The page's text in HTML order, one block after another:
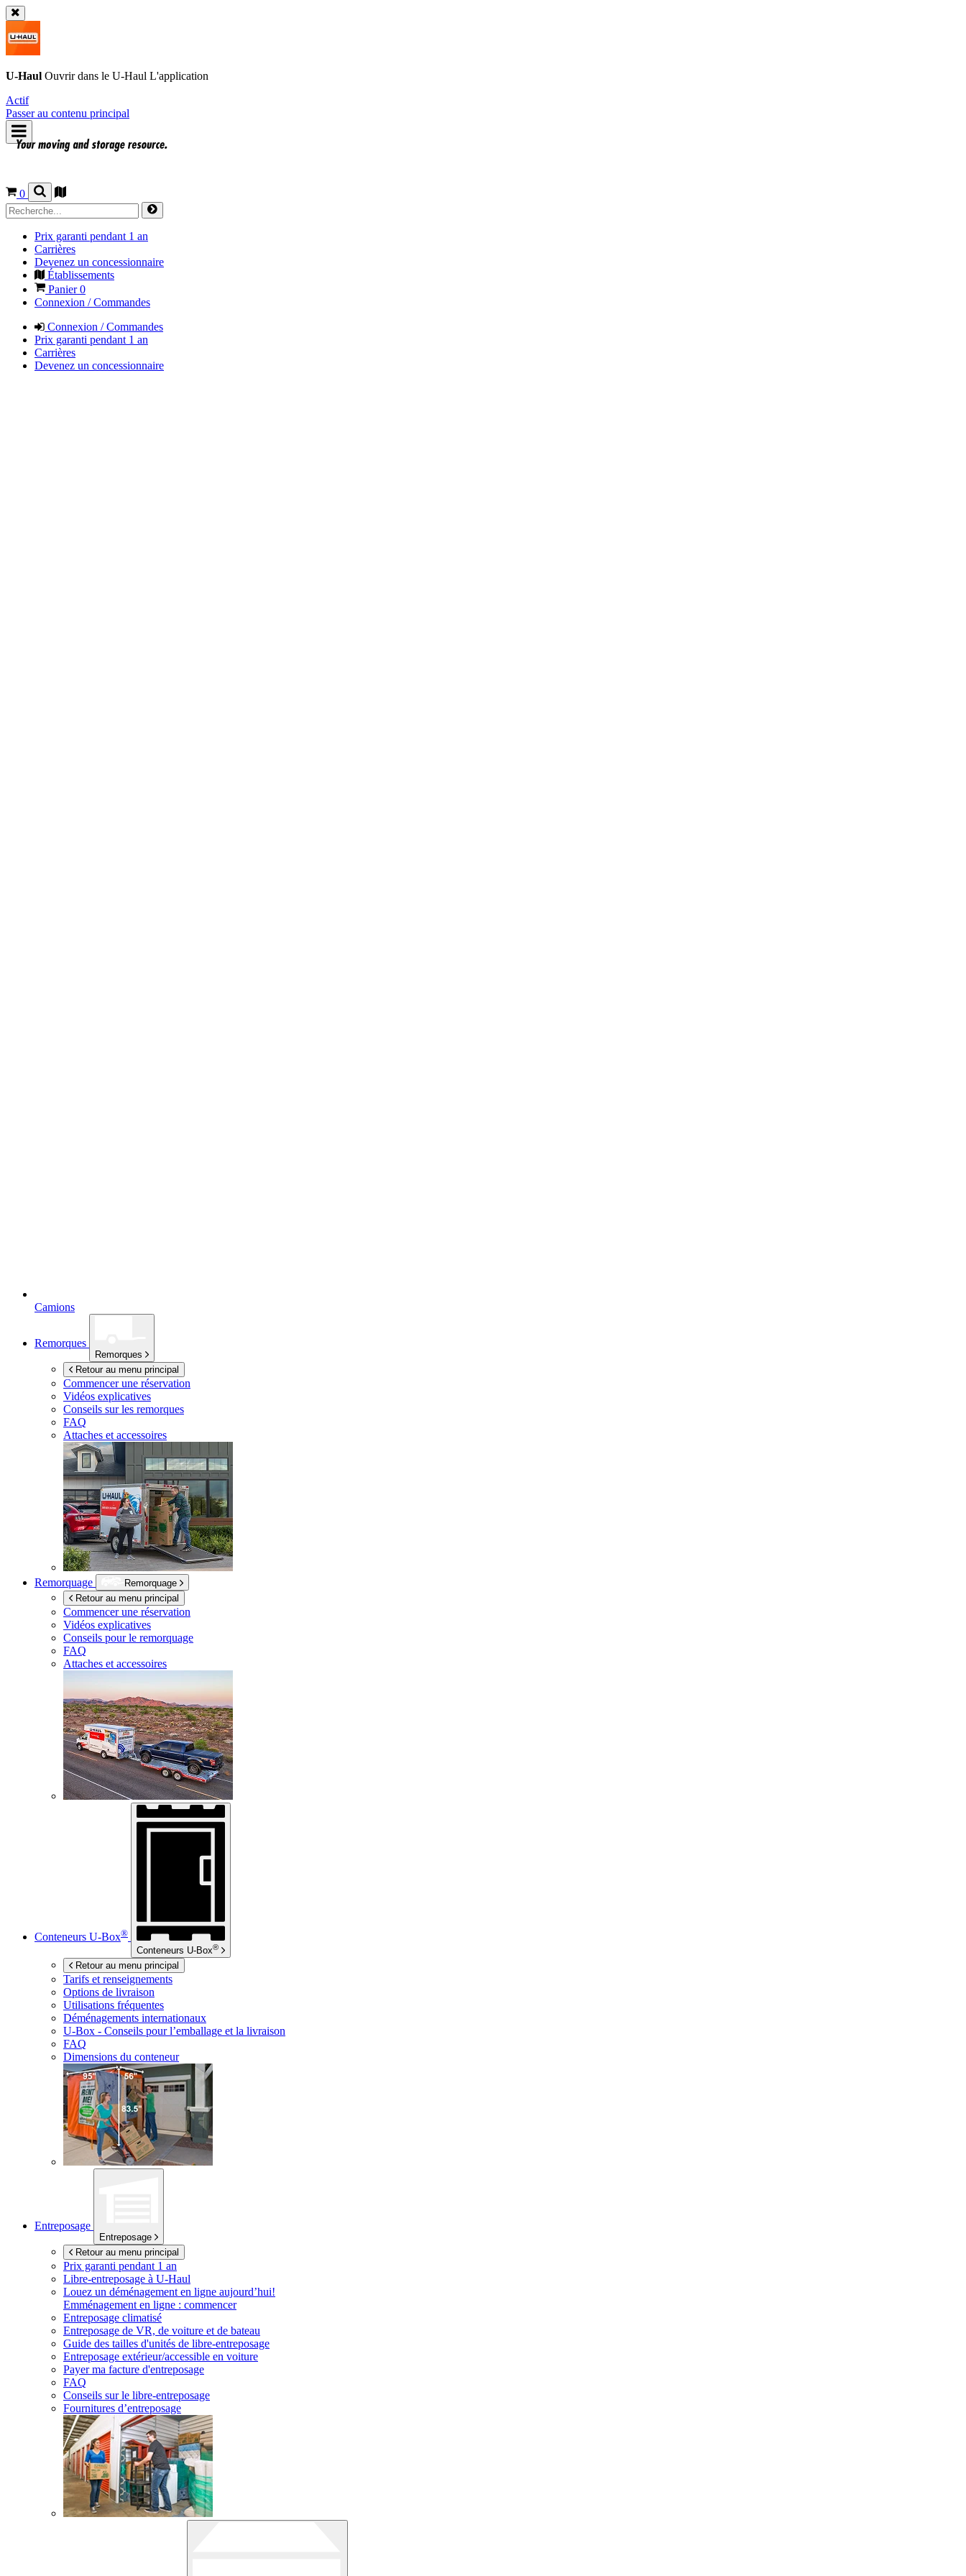
U-Haul Ouvrir dans le U-Haul L'application
Actif
Passer au contenu principal
0
Prix garanti pendant 1 an
Carrières
Devenez un concessionnaire
Établissements
Panier0
Connexion / Commandes
Connexion / Commandes
Prix garanti pendant 1 an
Carrières
Devenez un concessionnaire
Camions
Remorques
Remorques
Retour au menu principal
Commencer une réservation
Vidéos explicatives
Conseils sur les remorques
FAQ
Attaches et accessoires
Remorquage
Remorquage
Retour au menu principal
Commencer une réservation
Vidéos explicatives
Conseils pour le remorquage
FAQ
Attaches et accessoires
Conteneurs U-Box®
Conteneurs U-Box®
Retour au menu principal
Tarifs et renseignements
Options de livraison
Utilisations fréquentes
Déménagements internationaux
U-Box - Conseils pour l’emballage et la livraison
FAQ
Dimensions du conteneur
Entreposage
Entreposage
Retour au menu principal
Prix garanti pendant 1 an
Libre-entreposage à U-Haul
Louez un déménagement en ligne aujourd’hui!
Emménagement en ligne : commencer
Entreposage climatisé
Entreposage de VR, de voiture et de bateau
Guide des tailles d'unités de libre-entreposage
Entreposage extérieur/accessible en voiture
Payer ma facture d'entreposage
FAQ
Conseils sur le libre-entreposage
Fournitures d’entreposage